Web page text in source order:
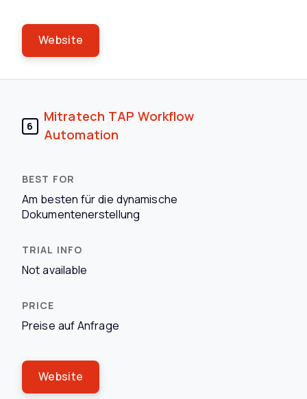
Website
6
Mitratech TAP Workflow
Automation
Am besten für die dynamische
Dokumentenerstellung
Not available
Preise auf Anfrage
Website